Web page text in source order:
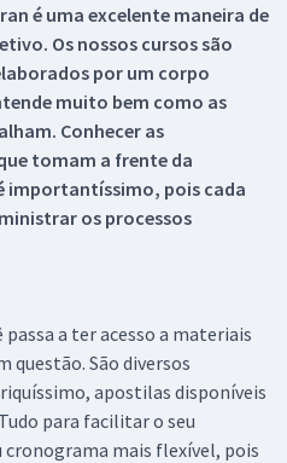
é uma excelente maneira de
Os nossos cursos são
por um corpo
muito bem como as
Conhecer as
tomam a frente da
importantíssimo, pois cada
os processos
a ter acesso a materiais
questão. São diversos
apostilas disponíveis
para facilitar o seu
mais flexível, pois